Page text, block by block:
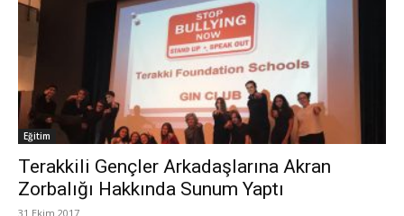
Eğitim
Terakkili Gençler Arkadaşlarına Akran
Zorbalığı Hakkında Sunum Yaptı
31 Ekim 2017